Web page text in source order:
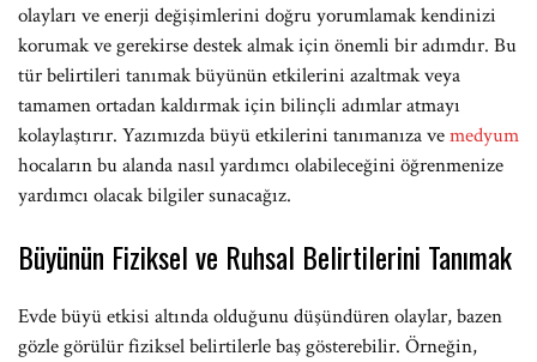
olayları ve enerji değişimlerini doğru yorumlamak kendinizi
korumak ve gerekirse destek almak için önemli bir adımdır. Bu
tür belirtileri tanımak büyünün etkilerini azaltmak veya
tamamen ortadan kaldırmak için bilinçli adımlar atmayı
kolaylaştırır. Yazımızda büyü etkilerini tanımanıza vemedyum
hocaların bu alanda nasıl yardımcı olabileceğini öğrenmenize
yardımcı olacak bilgiler sunacağız.
Büyünün Fiziksel ve Ruhsal Belirtilerini Tanımak
Evde büyü etkisi altında olduğunu düşündüren olaylar, bazen
gözle görülür fiziksel belirtilerle baş gösterebilir. Örneğin,